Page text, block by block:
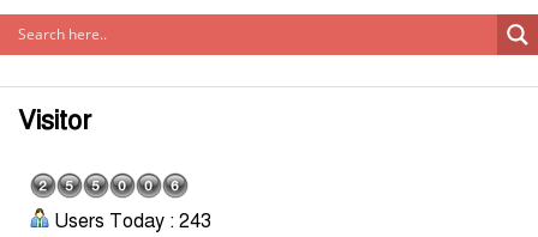
Visitor
Users Today : 243